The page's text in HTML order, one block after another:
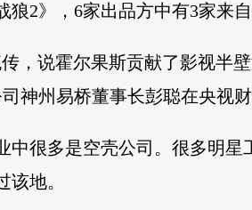
狼2》，6家出品方中有3家来
，说霍尔果斯贡献了影视半
神州易桥董事长彭聪在央视
中很多是空壳公司。很多明
该地。